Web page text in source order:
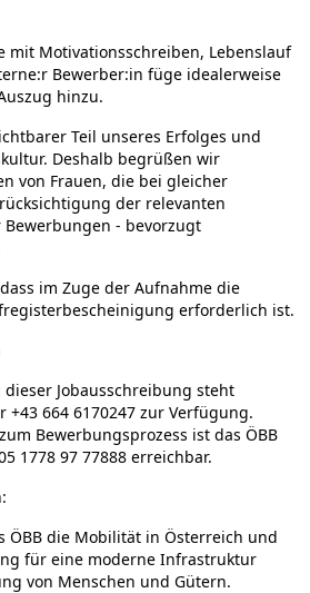
mit Motivationsschreiben, Lebenslauf
Bewerber:in füge idealerweise
hinzu.
Teil unseres Erfolges und
Deshalb begrüßen wir
von Frauen, die bei gleicher
der relevanten
- bevorzugt
im Zuge der Aufnahme die
erforderlich ist.
Jobausschreibung steht
664 6170247 zur Verfügung.
Bewerbungsprozess ist das ÖBB
1778 97 77888 erreichbar.
ÖBB die Mobilität in Österreich und
für eine moderne Infrastruktur
von Menschen und Gütern.